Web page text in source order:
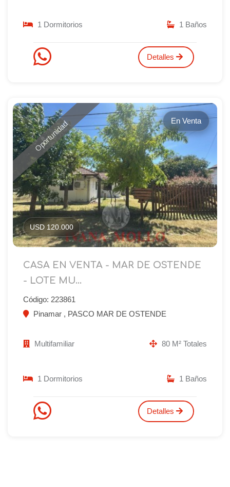
1 Dormitorios 1 Baños
Detalles
Oportunidad En Venta
USD 120.000
CASA EN VENTA - MAR DE OSTENDE
- LOTE MU...
Código: 223861
Pinamar , PASCO MAR DE OSTENDE
Multifamiliar 80 M² Totales
1 Dormitorios 1 Baños
Detalles